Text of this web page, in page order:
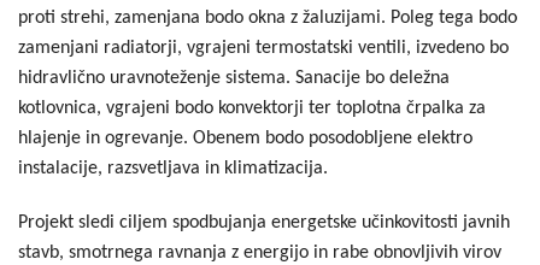
proti strehi, zamenjana bodo okna z žaluzijami. Poleg tega bodo
zamenjani radiatorji, vgrajeni termostatski ventili, izvedeno bo
hidravlično uravnoteženje sistema. Sanacije bo deležna
kotlovnica, vgrajeni bodo konvektorji ter toplotna črpalka za
hlajenje in ogrevanje. Obenem bodo posodobljene elektro
instalacije, razsvetljava in klimatizacija.
Projekt sledi ciljem spodbujanja energetske učinkovitosti javnih
stavb, smotrnega ravnanja z energijo in rabe obnovljivih virov